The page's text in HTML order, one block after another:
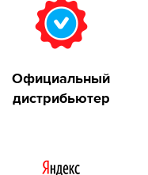
Официальный
дистрибьютер